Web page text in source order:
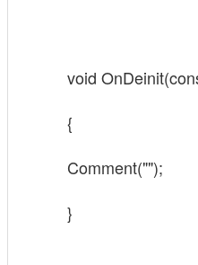
void
{
Comment("");
}